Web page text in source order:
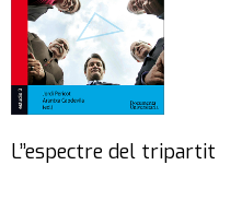
L’’espectre del tripartit